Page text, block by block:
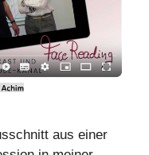
aus einer